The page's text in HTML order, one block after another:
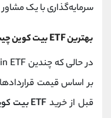
سرمایه‌گذاری با یک
بهترین ETF بیت کوین چیست؟
بر اساس قیمت
قبل از خرید ETF بیت کوین